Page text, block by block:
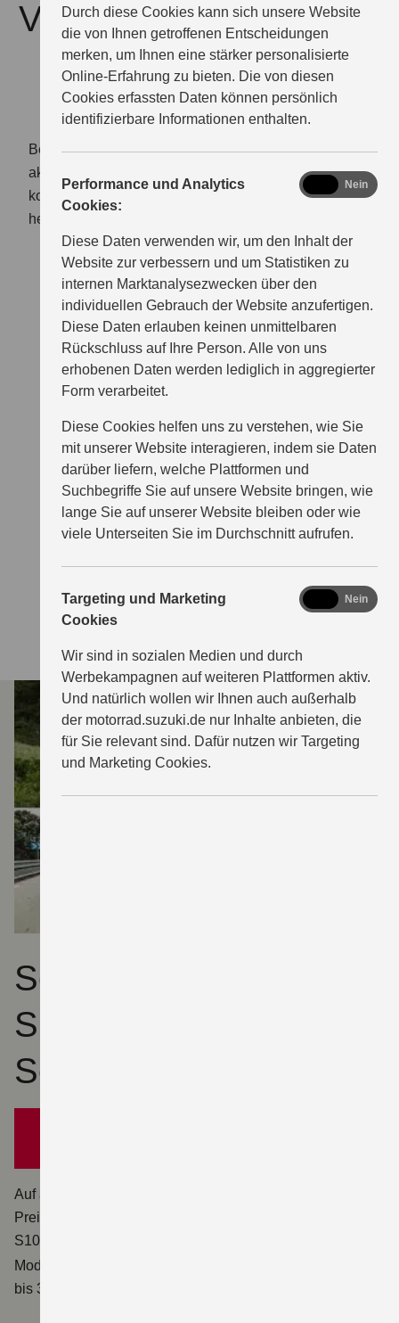
Durch diese Cookies kann sich unsere Website
die von Ihnen getroffenen Entscheidungen
merken, um Ihnen eine stärker personalisierte
Online-Erfahrung zu bieten. Die von diesen
Cookies erfassten Daten können persönlich
identifizierbare Informationen enthalten.
Performance und Analytics
Cookies:
Diese Daten verwenden wir, um den Inhalt der
Website zur verbessern und um Statistiken zu
internen Marktanalysezwecken über den
individuellen Gebrauch der Website anzufertigen.
Diese Daten erlauben keinen unmittelbaren
Rückschluss auf Ihre Person. Alle von uns
erhobenen Daten werden lediglich in aggregierter
Form verarbeitet.
Diese Cookies helfen uns zu verstehen, wie Sie
mit unserer Website interagieren, indem sie Daten
darüber liefern, welche Plattformen und
Suchbegriffe Sie auf unsere Website bringen, wie
lange Sie auf unserer Website bleiben oder wie
viele Unterseiten Sie im Durchschnitt aufrufen.
analyticsNein
Targeting und Marketing
Cookies
Wir sind in sozialen Medien und durch
Werbekampagnen auf weiteren Plattformen aktiv.
Und natürlich wollen wir Ihnen auch außerhalb
der motorrad.suzuki.de nur Inhalte anbieten, die
für Sie relevant sind. Dafür nutzen wir Targeting
und Marketing Cookies.
marketing
Nein
Vorteile: Welche Aktion
passt zu dir?
Bereit für dein neues Suzuki Bike? Viele unserer
aktuellen Angebote lassen sich clever miteinander
kombinieren – so holst du das Maximum für dich
heraus!
Sommer, Sonne,
Suzuki - jetzt
Sommerprämie sichern
Auf ausgewählte Neufahrzeuge gibt es attraktive
Preisvorteile. Sichere dir zum Beispiel jetzt die GSX-
S1000 mit bis zu 1.510 EUR
Modelle findest du auf unserer Aktionsseite: Aktion gültig
bis 30.09.2026.